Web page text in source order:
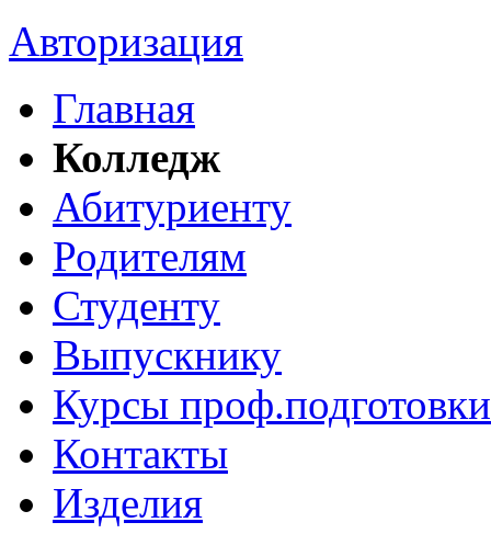
Авторизация
Главная
Колледж
Абитуриенту
Родителям
Студенту
Выпускнику
Курсы проф.подготовки
Контакты
Изделия